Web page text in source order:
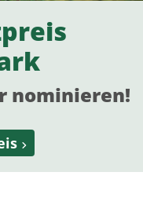
nominieren!